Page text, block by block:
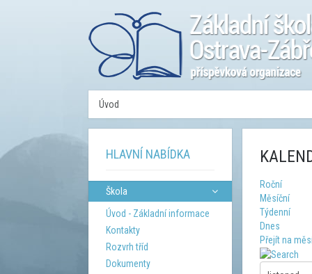
Úvod
Roční
Měsíční
Týdenní
Dnes
Přejít na
HLAVNÍ NABÍDKA
Škola
Úvod - Základní informace
Kontakty
Rozvrh tříd
Dokumenty